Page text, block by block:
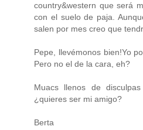
country&western que será
con el suelo de paja.
salen por mes creo que
Pepe, llevémonos bien!Yo
Pero no el de la cara, eh?
Muacs llenos de
¿quieres ser mi amigo?
Berta